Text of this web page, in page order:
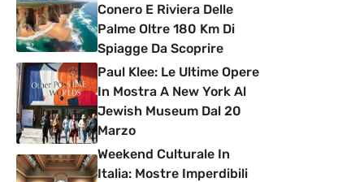
Conero E Riviera Delle
Palme Oltre 180 Km Di
Spiagge Da Scoprire
Paul Klee: Le Ultime Opere
In Mostra A New York Al
Jewish Museum Dal 20
Marzo
Weekend Culturale In
Italia: Mostre Imperdibili